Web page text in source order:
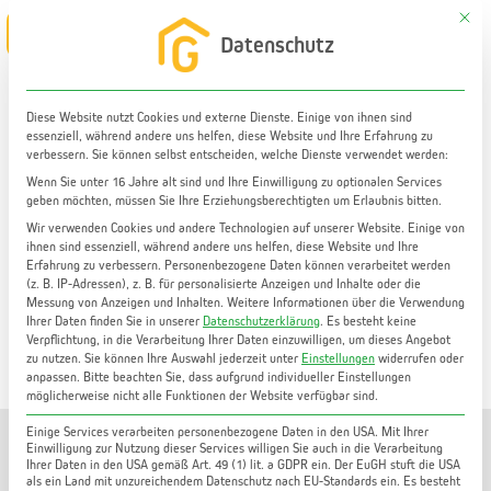
Zum
Inhalt
Haus mieten
Einfamilienhaus zur Miete in ruhiger Lage in Andritz |
97 m² WF | 705 m² Garten | Garage | Keller
Mit
Datenschutz
Diese Website nutzt Cookies und externe Dienste. Einige von ihnen sind
essenziell, während andere uns helfen, diese Website und Ihre Erfahrung zu
verbessern. Sie können selbst entscheiden, welche Dienste verwendet werden:
Wenn Sie unter 16 Jahre alt sind und Ihre Einwilligung zu optionalen Services
geben möchten, müssen Sie Ihre Erziehungsberechtigten um Erlaubnis bitten.
Wir verwenden Cookies und andere Technologien auf unserer Website. Einige von
ihnen sind essenziell, während andere uns helfen, diese Website und Ihre
Erfahrung zu verbessern. Personenbezogene Daten können verarbeitet werden
(z. B. IP-Adressen), z. B. für personalisierte Anzeigen und Inhalte oder die
Messung von Anzeigen und Inhalten. Weitere Informationen über die Verwendung
Ihrer Daten finden Sie in unserer Datenschutzerklärung. Es besteht keine
Verpflichtung, in die Verarbeitung Ihrer Daten einzuwilligen, um dieses Angebot
zu nutzen. Sie können Ihre Auswahl jederzeit unter Einstellungen widerrufen oder
anpassen. Bitte beachten Sie, dass aufgrund individueller Einstellungen
möglicherweise nicht alle Funktionen der Website verfügbar sind.
Einige Services verarbeiten personenbezogene Daten in den USA. Mit Ihrer
Einwilligung zur Nutzung dieser Services willigen Sie auch in die Verarbeitung
Ihrer Daten in den USA gemäß Art. 49 (1) lit. a GDPR ein. Der EuGH stuft die USA
als ein Land mit unzureichendem Datenschutz nach EU-Standards ein. Es besteht